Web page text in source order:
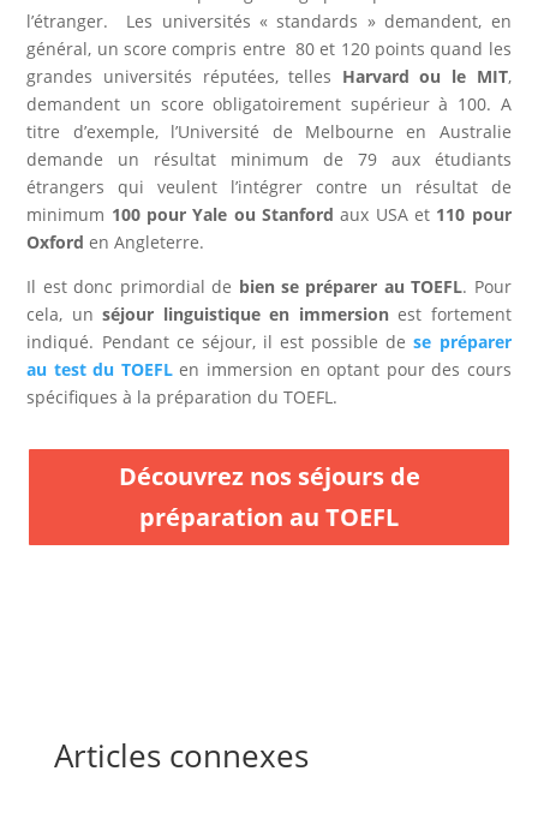
l’étranger. Les universités « standards » demandent, en
général, un score compris entre 80 et 120 points quand les
grandes universités réputées, telles Harvard ou le MIT,
demandent un score obligatoirement supérieur à 100. A
titre d’exemple, l’Université de Melbourne en Australie
demande un résultat minimum de 79 aux étudiants
étrangers qui veulent l’intégrer contre un résultat de
minimum 100 pour Yale ou Stanford aux USA et 110 pour
Oxford en Angleterre.
Il est donc primordial de bien se préparer au TOEFL. Pour
cela, unséjour linguistique en immersionest fortement
indiqué. Pendant ce séjour, il est possible dese préparer
au test du TOEFLen immersion en optant pour des cours
spécifiques à la préparation du TOEFL.
Découvrez nos séjours de
préparation au TOEFL
Articles connexes